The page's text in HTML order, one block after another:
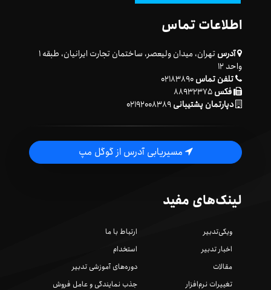
اطلاعات تماس
آدرس
تهران، میدان ولیعصر، ساختمان تجارت ایرانیان، طبقه ۱
واحد ۱۲
تلفن تماس۰۲۱۸۳۸۹۰
فکس۸۸۹۳۲۳۷۵
دپارتمان پشتیبانی۰۲۱۹۲۰۰۸۳۸۹
مسیریابی آدرس از گوگل مپ
لینک‌های مفید
ویکی‌تدبیر
اخبار تدبیر
مقالات
تغییرات نرم‌افزار
ارتباط با ما
استخدام
دوره‌های آموزشی تدبیر
جذب نمایندگی و عامل فروش